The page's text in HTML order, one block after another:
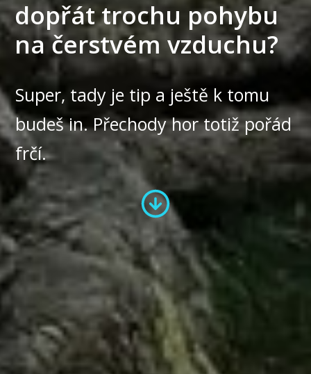
dopřát trochu pohybu
na čerstvém vzduchu?
Super, tady je tip a ještě k tomu
budeš in. Přechody hor totiž pořád
frčí.